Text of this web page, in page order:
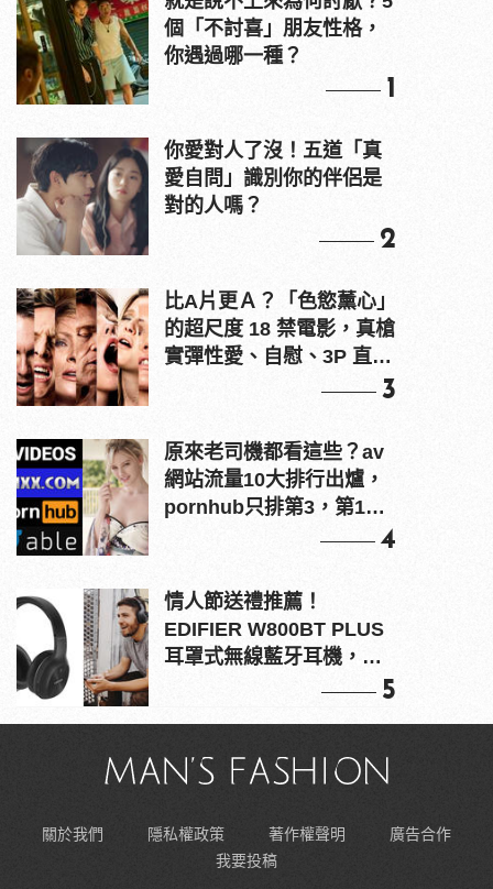
個「不討喜」朋友性格，
你遇過哪一種？
1
你愛對人了沒！五道「真
愛自問」識別你的伴侶是
對的人嗎？
2
比A片更Ａ？「色慾薰心」
的超尺度 18 禁電影，真槍
實彈性愛、自慰、3P 直接
3
原來老司機都看這些？av
網站流量10大排行出爐，
pornhub只排第3，第1名
4
情人節送禮推薦！
EDIFIER W800BT PLUS
耳罩式無線藍牙耳機，在
5
關於我們 隱私權政策 著作權聲明
廣告合作
我要投稿